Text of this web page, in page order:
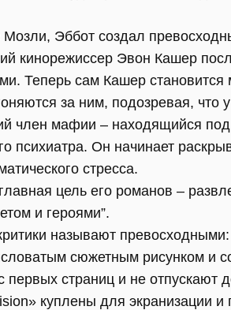
Эббот создал
кинорежиссер Эвон Кашер
Теперь сам Кашер
за ним, подозревая,
член мафии – находящийся под
психиатра. Он начинает
стресса.
цель его романов –
и героями”.
называют
сюжетным рисунком и
первых страниц и не отпускают
куплены для экранизации